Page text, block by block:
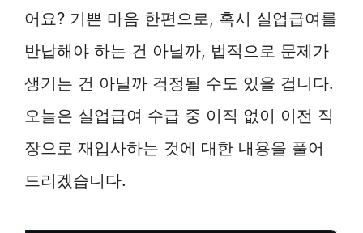
어요? 기쁜 마음 한편으로, 혹시 실업급여를
반납해야 하는 건 아닐까, 법적으로 문제가
생기는 건 아닐까 걱정될 수도 있을 겁니다.
오늘은 실업급여 수급 중 이직 없이 이전 직
장으로 재입사하는 것에 대한 내용을 풀어
드리겠습니다.